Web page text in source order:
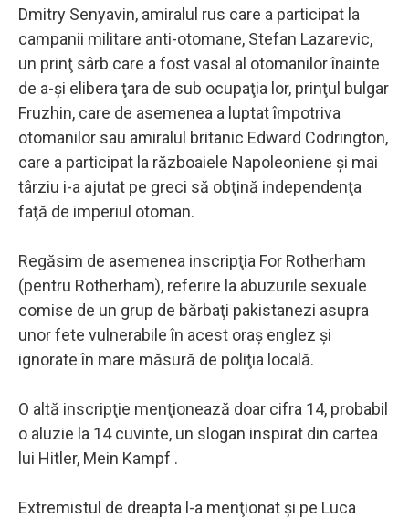
Dmitry Senyavin, amiralul rus care a participat la
campanii militare anti-otomane, Stefan Lazarevic,
un prinţ sârb care a fost vasal al otomanilor înainte
de a-şi elibera ţara de sub ocupaţia lor, prinţul bulgar
Fruzhin, care de asemenea a luptat împotriva
otomanilor sau amiralul britanic Edward Codrington,
care a participat la războaiele Napoleoniene şi mai
târziu i-a ajutat pe greci să obţină independenţa
faţă de imperiul otoman.
Regăsim de asemenea inscripţia For Rotherham
(pentru Rotherham), referire la abuzurile sexuale
comise de un grup de bărbaţi pakistanezi asupra
unor fete vulnerabile în acest oraş englez şi
ignorate în mare măsură de poliţia locală.
O altă inscripţie menţionează doar cifra 14, probabil
o aluzie la 14 cuvinte, un slogan inspirat din cartea
lui Hitler, Mein Kampf .
Extremistul de dreapta l-a menţionat şi pe Luca